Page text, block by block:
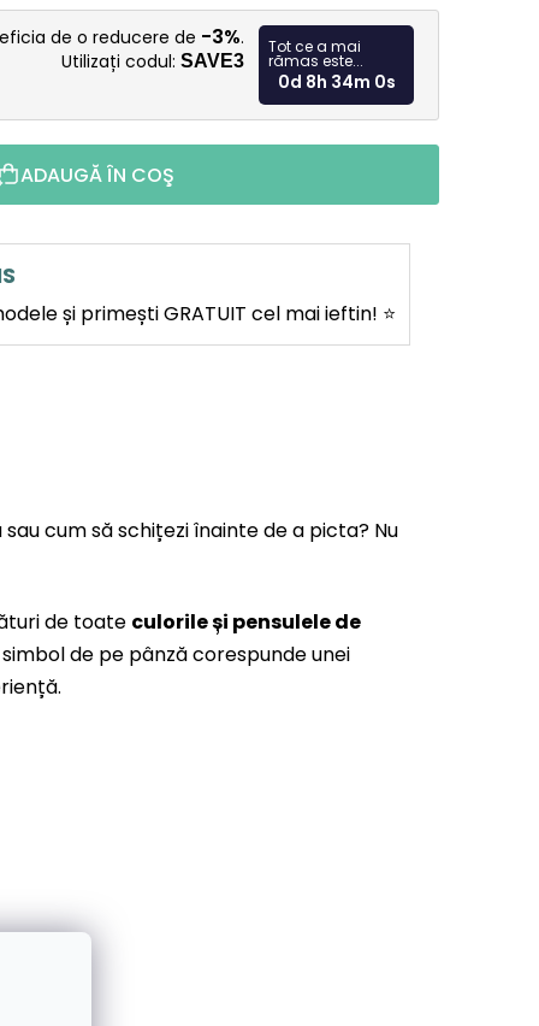
Evaluare
de o reducere de -3%.
Utilizați codul: SAVE3
Tot ce a mai
rămas este...
0d 8h 33m 59s
ADAUGĂ ÎN COŞ
și primești GRATUIT cel mai ieftin! ⭐
cum să schițezi înainte de a picta? Nu
de toate culorile și pensulele de
de pe pânză corespunde unei